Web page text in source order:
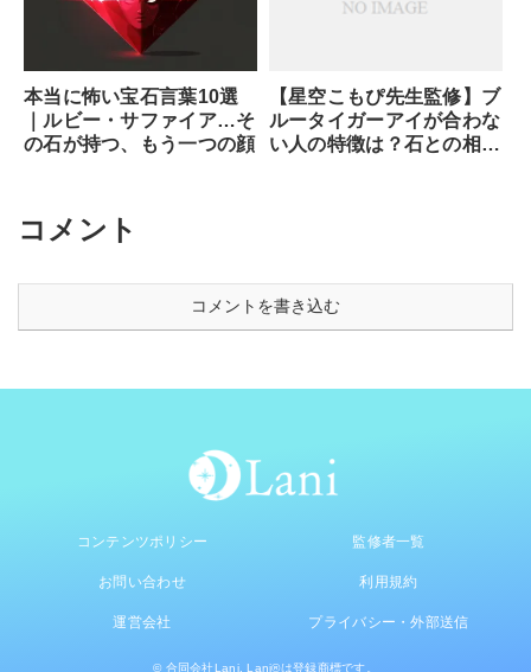
本当に怖い宝石言葉10選
｜ルビー・サファイア…そ
の石が持つ、もう一つの顔
【星空こもぴ先生監修】ブ
ルータイガーアイが合わな
い人の特徴は？石との相性
コメント
コメントを書き込む
コンテンツポリシー 監修者一覧
お問い合わせ 利用規約
運営会社 プライバシー・外部送信
© 合同会社Lani. Lani®は登録商標です。